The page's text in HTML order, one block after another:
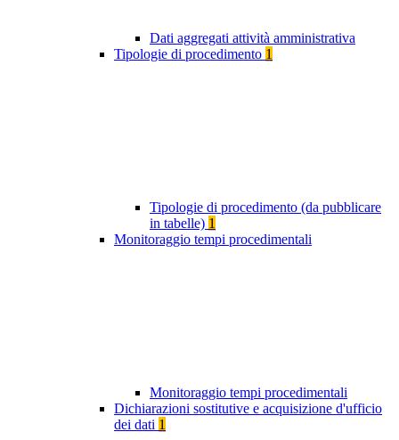
Dati aggregati attività amministrativa
Tipologie di procedimento 1
Tipologie di procedimento (da pubblicare
in tabelle) 1
Monitoraggio tempi procedimentali
Monitoraggio tempi procedimentali
Dichiarazioni sostitutive e acquisizione d'ufficio
dei dati 1